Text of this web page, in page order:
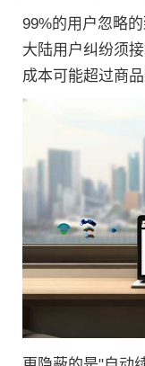
99%的用户忽略
大陆用户纠纷须
成本可能超过商